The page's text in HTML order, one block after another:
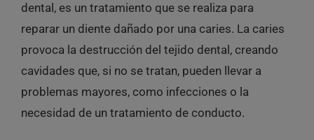
dental, es un tratamiento que se realiza para
reparar un diente dañado por una caries. La caries
provoca la destrucción del tejido dental, creando
cavidades que, si no se tratan, pueden llevar a
problemas mayores, como infecciones o la
necesidad de un tratamiento de conducto.